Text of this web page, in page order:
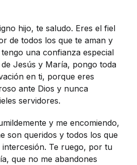
hijo, te saludo. Eres el fiel
de todos los que te aman y
una confianza especial
Jesús y María, pongo toda
en ti, porque eres
ante Dios y nunca
servidores.
y me encomiendo,
son queridos y todos los que
Te ruego, por tu
que no me abandones